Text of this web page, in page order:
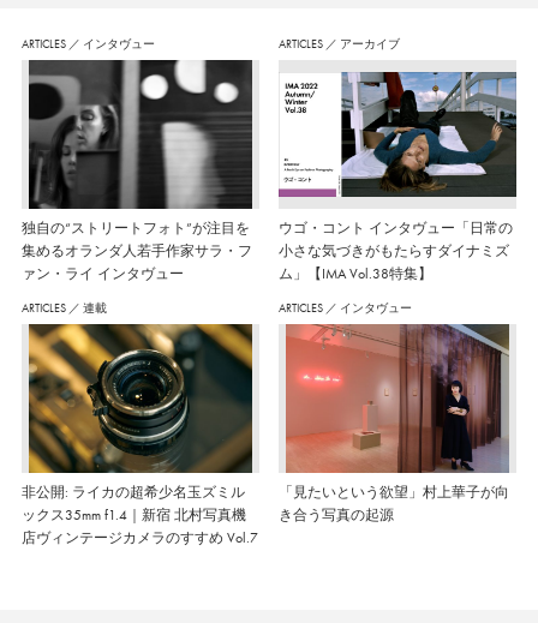
ARTICLES ／ インタヴュー
独自の“ストリートフォト”が注目を
集めるオランダ人若手作家サラ・フ
ァン・ライ インタヴュー
ARTICLES ／ アーカイブ
ウゴ・コント インタヴュー「日常の
小さな気づきがもたらすダイナミズ
ム」【IMA Vol.38特集】
ARTICLES ／ 連載
非公開: ライカの超希少名玉ズミル
ックス35mm f1.4｜新宿 北村写真機
店ヴィンテージカメラのすすめ Vol.7
ARTICLES ／ インタヴュー
「見たいという欲望」村上華子が向
き合う写真の起源